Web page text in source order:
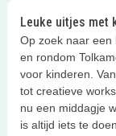
Leuke uitjes met
Op zoek naar een
en rondom
voor kinderen.
tot creatieve
nu een middagje
is altijd iets te